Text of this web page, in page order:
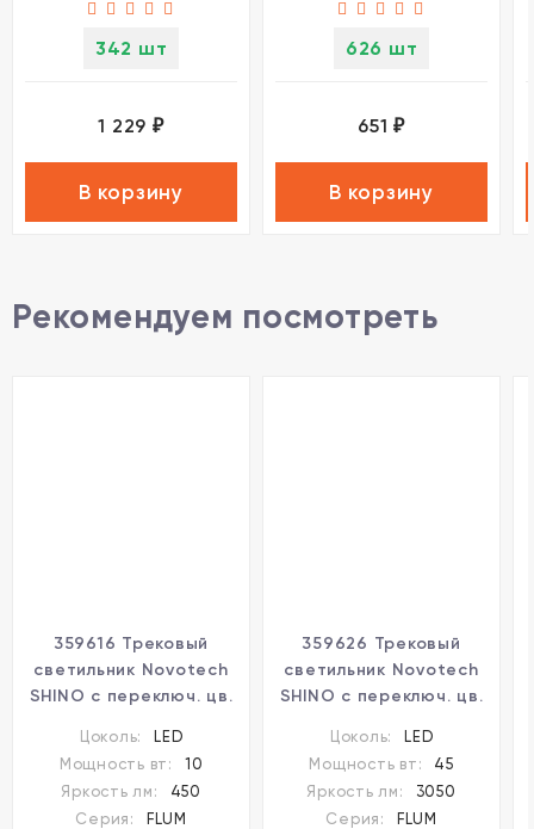
342 шт
1 229 ₽
В корзину
626 шт
651 ₽
В корзину
Рекомендуем посмотреть
359616 Трековый
светильник Novotech
SHINO с переключ. цв.
Lm450
3000К\4000К\6000К
10W 48V FLUM
Цоколь:
LED
Мощность вт:
10
Яркость лм:
450
Серия:
FLUM
359626 Трековый
светильник Novotech
SHINO с переключ. цв.
Lm3050
3000К\4000К\6000К
45W 48V FLUM
Цоколь:
LED
Мощность вт:
45
Яркость лм:
3050
Серия:
FLUM